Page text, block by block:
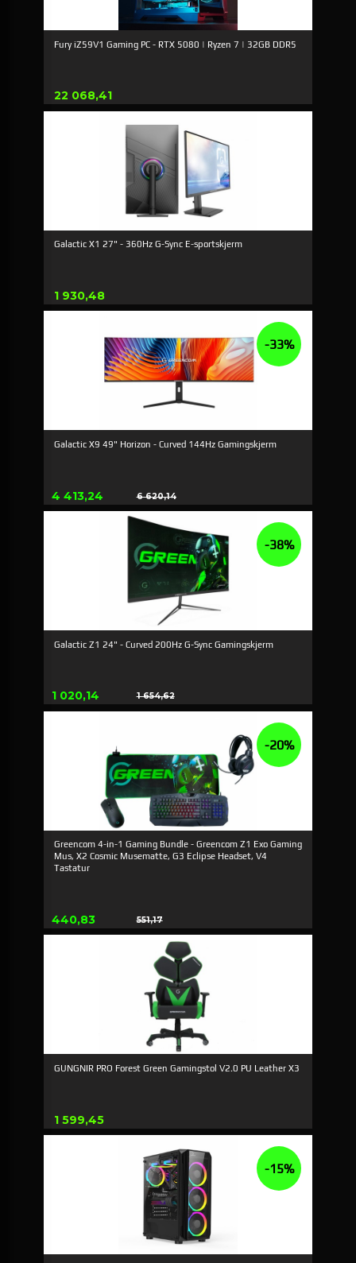
Fury iZ59V1 Gaming PC - RTX 5080 | Ryzen 7 | 32GB DDR5
Pris
22 068,41
Galactic X1 27" - 360Hz G-Sync E-sportskjerm
Pris
1 930,48
Galactic X9 49" Horizon - Curved 144Hz Gamingskjerm
Tilbud
4 413,24 6 620,14
Rabat
-33%
Galactic Z1 24" - Curved 200Hz G-Sync Gamingskjerm
Tilbud
1 020,14 1 654,62
Rabat
-38%
Greencom 4-in-1 Gaming Bundle - Greencom Z1 Exo Gaming
Mus, X2 Cosmic Musematte, G3 Eclipse Headset, V4
Tastatur
Tilbud
440,83 551,17
Rabat
-20%
GUNGNIR PRO Forest Green Gamingstol V2.0 PU Leather X3
Pris
1 599,45
-15%